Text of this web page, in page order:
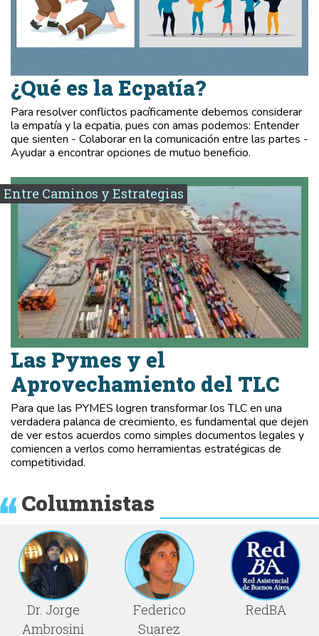
¿Qué es la Ecpatía?
Para resolver conflictos pacíficamente debemos considerar
la empatía y la ecpatia, pues con amas podemos: Entender
que sienten - Colaborar en la comunicación entre las partes -
Ayudar a encontrar opciones de mutuo beneficio.
Entre Caminos y Estrategias
Las Pymes y el
Aprovechamiento del TLC
Para que las PYMES logren transformar los TLC en una
verdadera palanca de crecimiento, es fundamental que dejen
de ver estos acuerdos como simples documentos legales y
comiencen a verlos como herramientas estratégicas de
competitividad.
Columnistas
Dr. Jorge
Ambrosini
Federico
Suarez
RedBA